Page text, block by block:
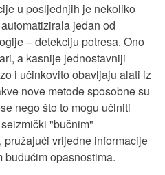
u posljednjih je nekoliko
jedan od
– detekciju potresa. Ono
a kasnije jednostavniji
i učinkovito obavljaju alati iz
nove metode sposobne su
nego što to mogu učiniti
"bučnim"
vrijedne informacije
budućim opasnostima.​